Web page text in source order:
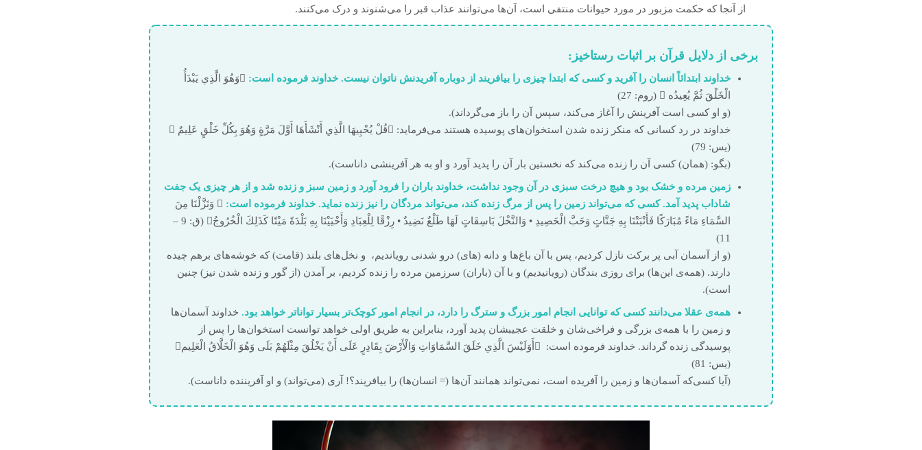
از آن‏جا که حکمت مزبور در مورد حیوانات منتفی است، آن‌ها می‌توانند عذاب قبر را می‌شنوند و درک می‌کنند.
برخی از دلایل قرآن بر اثبات رستاخیز:
خداوند ابتدائاً انسان را آفرید و کسی که ابتدا چیزی را بیافریند از دوباره آفریدنش ناتوان نیست. خداوند فرموده است:
وَهُوَ الَّذِي يَبْدَأُ
الْخَلْقَ ثُمَّ يُعِيدُه  (روم: 27)
(و او کسی است آفرینش را آغاز می‌کند، سپس آن را باز می‌گرداند).
خداوند در رد کسانی که منکر زنده شدن استخوان‌های پوسیده هستند می‌فرماید: قُلْ يُحْيِيهَا الَّذِي أَنْشَأَهَا أَوَّلَ مَرَّةٍ وَهُوَ بِكُلِّ خَلْقٍ عَلِيمٌ 
(یس: 79)
(بگو: (همان) کسی آن را زنده می‌کند که نخستین بار آن را پدید آورد و او به هر آفرینشی دانا‌ست).
زمین مرده و خشک بود و هیچ درخت سبزی در آن وجود نداشت، خداوند باران را فرود آورد و زمین سبز و زنده شد و از هر چیزی یک جفت
شاداب پدید آمد. کسی که می‌تواند زمین را پس از مرگ زنده کند، می‌تواند مردگان را نیز زنده نماید. خداوند فرموده است:
 وَنَزَّلْنَا مِنَ
السَّمَاءِ مَاءً مُبَارَكًا فَأَنْبَتْنَا بِهِ جَنَّاتٍ وَحَبَّ الْحَصِيدِ • وَالنَّخْلَ بَاسِقَاتٍ لَهَا طَلْعٌ نَضِيدٌ • رِزْقًا لِلْعِبَادِ وَأَحْيَيْنَا بِهِ بَلْدَةً مَيْتًا كَذَلِكَ الْخُرُوجُ ‏(ق: 9 –
11)
(و از آسمان آبی پر برکت نازل کردیم، پس با آن باغ‌ها و دانه (های) درو شدنی رویاندیم، و نخل‌های بلند (قامت) که خوشه‌های برهم چیده
دارند. (همه‌ی این‌ها) برای روزی بندگان (رویانیدیم) و با آن (باران) سرزمین مرده را زنده کردیم، بر آمدن (از گور و زنده شدن نیز) چنین
است).
همه‌ی عقلا می‌دانند کسی که توانایی انجام امور بزرگ و سترگ را دارد، در انجام امور کوچک‌تر بسیار تواناتر خواهد بود. خداوند آسمان‌ها
و زمین را با همه‌ی بزرگی و فراخی‌شان و خلقت عجیبشان پدید آورد، بنابراین به طریق اولی خواهد توانست استخوان‌ها را پس از
پوسیدگی زنده گرداند. خداوند فرموده است: أَوَلَيْسَ الَّذِي خَلَقَ السَّمَاوَاتِ وَالْأَرْضَ بِقَادِرٍ عَلَى أَنْ يَخْلُقَ مِثْلَهُمْ بَلَى وَهُوَ الْخَلَّاقُ الْعَلِيم
‏‏(یس: 81)
(آیا کسی‌که آسمان‌ها و زمین را آفریده است، نمی‌تواند همانند آن‌ها (= انسان‌ها) را بیافریند؟! آری (می‌تواند) و او آفریننده دانا‌‌ست).